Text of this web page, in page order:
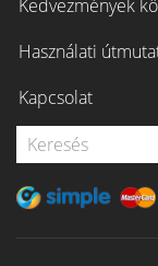
Kedvezmények
Használati
Kapcsolat